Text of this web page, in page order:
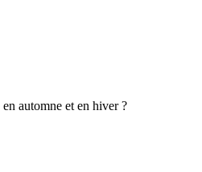
automne et en hiver ?